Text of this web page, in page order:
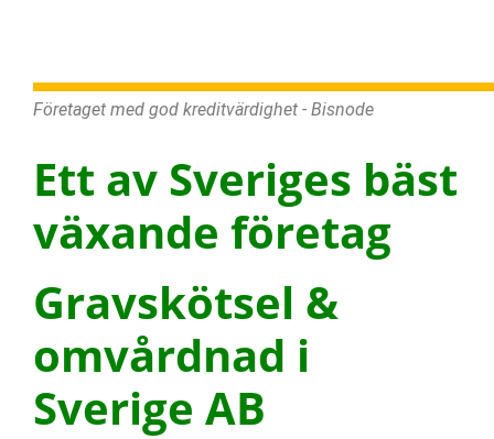
Företaget med god kreditvärdighet - Bisnode
Ett av Sveriges bäst
växande företag
Gravskötsel &
omvårdnad i
Sverige AB